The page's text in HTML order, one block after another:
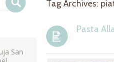
Tag Archives:
Pasta
San